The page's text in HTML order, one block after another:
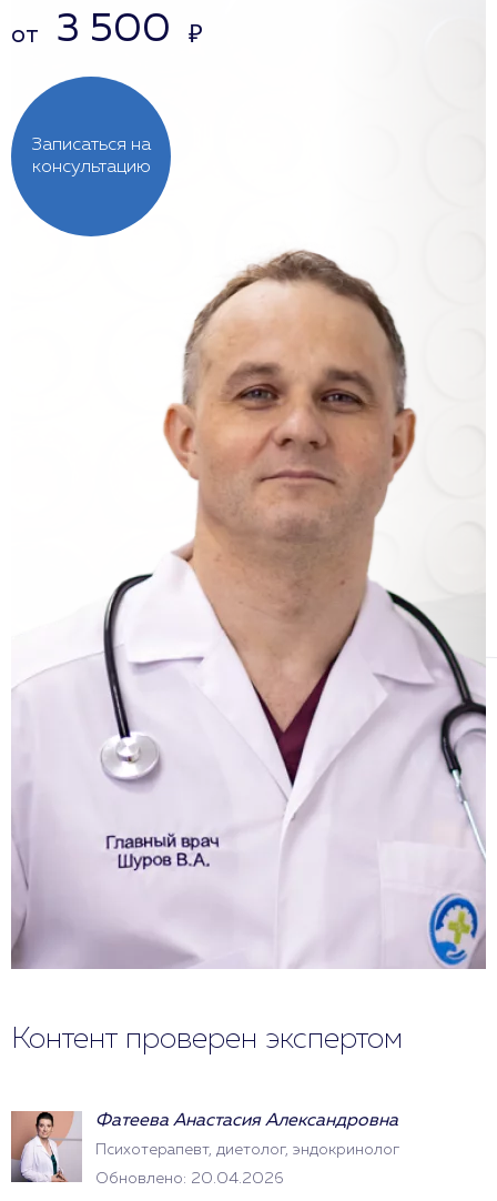
Записаться на
консультацию
от 3 500 ₽
Контент проверен экспертом
Фатеева Анастасия Александровна
Психотерапевт, диетолог, эндокринолог
Обновлено: 20.04.2026